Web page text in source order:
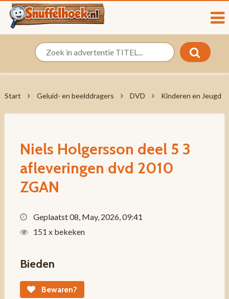
Start Geluid- en beelddragers DVD Kinderen en Jeugd
Niels Holgersson deel 5 3
afleveringen dvd 2010
ZGAN
Geplaatst 08, May, 2026, 09:41
151 x bekeken
Bieden
Bewaren?